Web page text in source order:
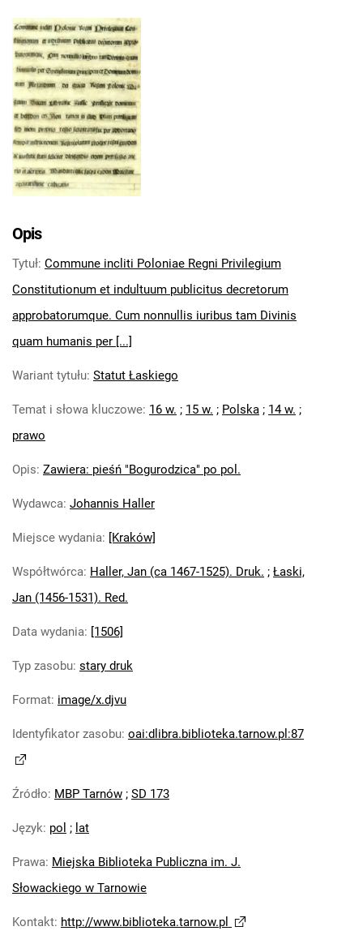
Opis
Tytuł: Commune incliti Poloniae Regni Privilegium
Constitutionum et indultuum publicitus decretorum
approbatorumque. Cum nonnullis iuribus tam Divinis
quam humanis per [...]
Wariant tytułu: Statut Łaskiego
Temat i słowa kluczowe: 16 w. ; 15 w. ; Polska ; 14 w. ;
prawo
Opis: Zawiera: pieśń "Bogurodzica" po pol.
Wydawca: Johannis Haller
Miejsce wydania: [Kraków]
Współtwórca: Haller, Jan (ca 1467-1525). Druk. ; Łaski,
Jan (1456-1531). Red.
Data wydania: [1506]
Typ zasobu: stary druk
Format: image/x.djvu
Identyfikator zasobu: oai:dlibra.biblioteka.tarnow.pl:87
Źródło: MBP Tarnów ; SD 173
Język: pol ; lat
Prawa: Miejska Biblioteka Publiczna im. J.
Słowackiego w Tarnowie
Kontakt: http://www.biblioteka.tarnow.pl